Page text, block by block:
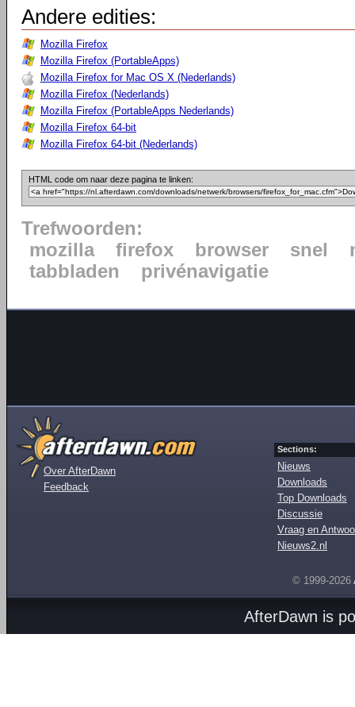
Andere edities:
Mozilla Firefox
Mozilla Firefox (PortableApps)
Mozilla Firefox for Mac OS X (Nederlands)
Mozilla Firefox (Nederlands)
Mozilla Firefox (PortableApps Nederlands)
Mozilla Firefox 64-bit
Mozilla Firefox 64-bit (Nederlands)
HTML code om naar deze pagina te linken:
Trefwoorden:
mozilla
firefox browser snel
tabbladen
privénavigatie
Over AfterDawn
Feedback
Sections:
Nieuws
Downloads
Top Downloads
Discussie
Vraag en
Nieuws2.nl
© 1999-2026
AfterDawn is